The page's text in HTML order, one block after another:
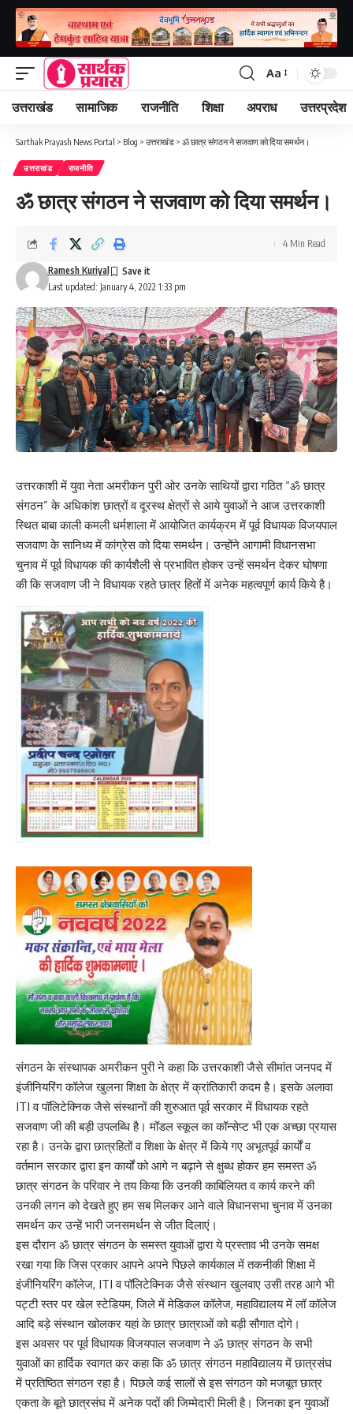
Font
Resizer
Aa
उत्तराखंड सामाजिक राजनीति शिक्षा अपराध उत्तरप्रदेश
Sarthak Prayash News Portal > Blog > उत्तराखंड > ॐ छात्र संगठन ने सजवाण को दिया समर्थन।
उत्तराखंड राजनीति
ॐ छात्र संगठन ने सजवाण को दिया समर्थन।
Last updated: January 4, 2022 1:33 pm
Ramesh Kuriyal
4 Min Read
उत्तरकाशी में युवा नेता अमरीकन पुरी ओर उनके साथियों द्वारा गठित “ॐ छात्र
संगठन” के अधिकांश छात्रों व दूरस्थ क्षेत्रों से आये युवाओं ने आज उत्तरकाशी
स्थित बाबा काली कमली धर्मशाला में आयोजित कार्यक्रम में पूर्व विधायक विजयपाल
सजवाण के सानिध्य में कांग्रेस को दिया समर्थन। उन्होंने आगामी विधानसभा
चुनाव में पूर्व विधायक की कार्यशैली से प्रभावित होकर उन्हें समर्थन देकर घोषणा
की कि सजवाण जी ने विधायक रहते छात्र हितों में अनेक महत्वपूर्ण कार्य किये है।
संगठन के संस्थापक अमरीकन पुरी ने कहा कि उत्तरकाशी जैसे सीमांत जनपद में
इंजीनियरिंग कॉलेज खुलना शिक्षा के क्षेत्र में क्रांतिकारी कदम है। इसके अलावा
ITI व पॉलिटेक्निक जैसे संस्थानों की शुरुआत पूर्व सरकार में विधायक रहते
सजवाण जी की बड़ी उपलब्धि है। मॉडल स्कूल का कॉन्सेप्ट भी एक अच्छा प्रयास
रहा है। उनके द्वारा छात्रहितों व शिक्षा के क्षेत्र में किये गए अभूतपूर्व कार्यों व
वर्तमान सरकार द्वारा इन कार्यों को आगे न बढ़ाने से क्षुब्ध होकर हम समस्त ॐ
छात्र संगठन के परिवार ने तय किया कि उनकी काबिलियत व कार्य करने की
उनकी लगन को देखते हुए हम सब मिलकर आने वाले विधानसभा चुनाव में उनका
समर्थन कर उन्हें भारी जनसमर्थन से जीत दिलाएं।
इस दौरान ॐ छात्र संगठन के समस्त युवाओं द्वारा ये प्रस्ताव भी उनके समक्ष
रखा गया कि जिस प्रकार आपने अपने पिछले कार्यकाल में तकनीकी शिक्षा में
इंजीनियरिंग कॉलेज, ITI व पॉलिटेक्निक जैसे संस्थान खुलवाए उसी तरह आगे भी
पट्टी स्तर पर खेल स्टेडियम, जिले में मेडिकल कॉलेज, महाविद्यालय में लॉ कॉलेज
आदि बड़े संस्थान खोलकर यहां के छात्र छात्राओं को बड़ी सौगात दोगे।
इस अवसर पर पूर्व विधायक विजयपाल सजवाण ने ॐ छात्र संगठन के सभी
युवाओं का हार्दिक स्वागत कर कहा कि ॐ छात्र संगठन महाविद्यालय में छात्रसंघ
में प्रतिष्ठित संगठन रहा है। पिछले कई सालों से इस संगठन को मजबूत छात्र
एकता के बूते छात्रसंघ में अनेक पदों की जिम्मेदारी मिली है। जिनका इन युवाओं